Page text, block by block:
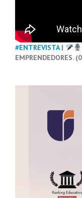
#ENTREVISTA|
EMPRENDEDORES.